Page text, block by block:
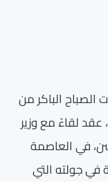
الصباح الباكر من
عقد لقاءً مع وزير
في العاصمة
في جولته التي